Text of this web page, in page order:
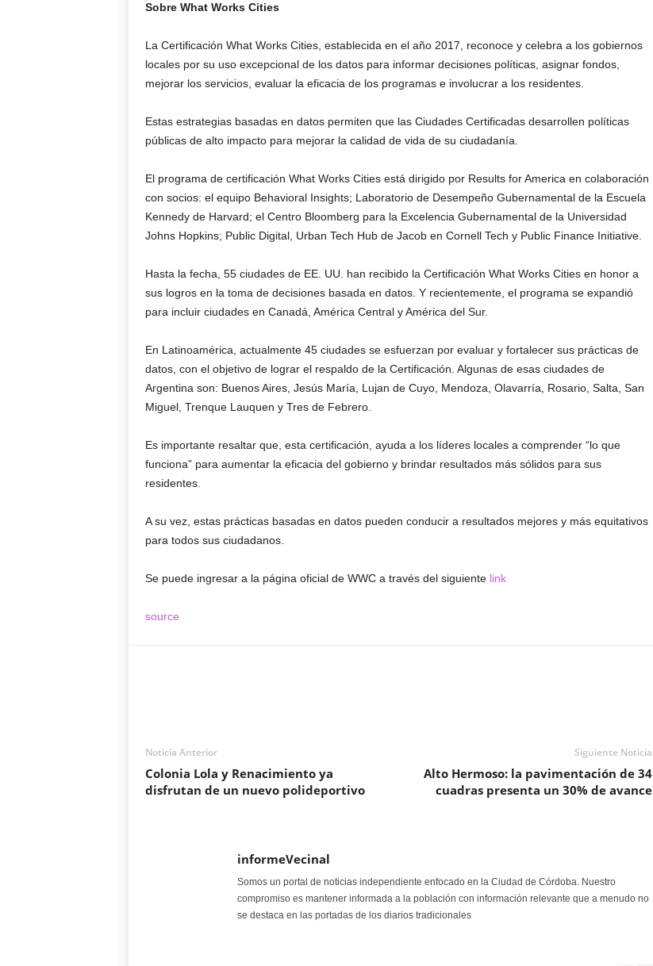
Sobre What Works Cities
La Certificación What Works Cities, establecida en el año 2017, reconoce y celebra a los gobiernos
locales por su uso excepcional de los datos para informar decisiones políticas, asignar fondos,
mejorar los servicios, evaluar la eficacia de los programas e involucrar a los residentes.
Estas estrategias basadas en datos permiten que las Ciudades Certificadas desarrollen políticas
públicas de alto impacto para mejorar la calidad de vida de su ciudadanía.
El programa de certificación What Works Cities está dirigido por Results for America en colaboración
con socios: el equipo Behavioral Insights; Laboratorio de Desempeño Gubernamental de la Escuela
Kennedy de Harvard; el Centro Bloomberg para la Excelencia Gubernamental de la Universidad
Johns Hopkins; Public Digital, Urban Tech Hub de Jacob en Cornell Tech y Public Finance Initiative.
Hasta la fecha, 55 ciudades de EE. UU. han recibido la Certificación What Works Cities en honor a
sus logros en la toma de decisiones basada en datos. Y recientemente, el programa se expandió
para incluir ciudades en Canadá, América Central y América del Sur.
En Latinoamérica, actualmente 45 ciudades se esfuerzan por evaluar y fortalecer sus prácticas de
datos, con el objetivo de lograr el respaldo de la Certificación. Algunas de esas ciudades de
Argentina son: Buenos Aires, Jesús María, Lujan de Cuyo, Mendoza, Olavarría, Rosario, Salta, San
Miguel, Trenque Lauquen y Tres de Febrero.
Es importante resaltar que, esta certificación, ayuda a los líderes locales a comprender “lo que
funciona” para aumentar la eficacia del gobierno y brindar resultados más sólidos para sus
residentes.
A su vez, estas prácticas basadas en datos pueden conducir a resultados mejores y más equitativos
para todos sus ciudadanos.
Se puede ingresar a la página oficial de WWC a través del siguiente link
source
Noticia Anterior
Colonia Lola y Renacimiento ya
disfrutan de un nuevo polideportivo
Siguiente Noticia
Alto Hermoso: la pavimentación de 34
cuadras presenta un 30% de avance
informeVecinal
Somos un portal de noticias independiente enfocado en la Ciudad de Córdoba. Nuestro
compromiso es mantener informada a la población con información relevante que a menudo no
se destaca en las portadas de los diarios tradicionales